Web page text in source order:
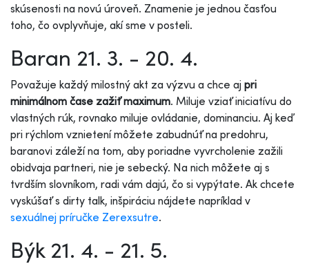
skúsenosti na novú úroveň. Znamenie je jednou časťou
toho, čo ovplyvňuje, akí sme v posteli.
Baran 21. 3. - 20. 4.
Považuje každý milostný akt za výzvu a chce aj pri
minimálnom čase zažiť maximum. Miluje vziať iniciatívu do
vlastných rúk, rovnako miluje ovládanie, dominanciu. Aj keď
pri rýchlom vznietení môžete zabudnúť na predohru,
baranovi záleží na tom, aby poriadne vyvrcholenie zažili
obidvaja partneri, nie je sebecký. Na nich môžete aj s
tvrdším slovníkom, radi vám dajú, čo si vypýtate. Ak chcete
vyskúšať s dirty talk, inšpiráciu nájdete napríklad v
sexuálnej príručke Zerexsutre.
Býk 21. 4. - 21. 5.